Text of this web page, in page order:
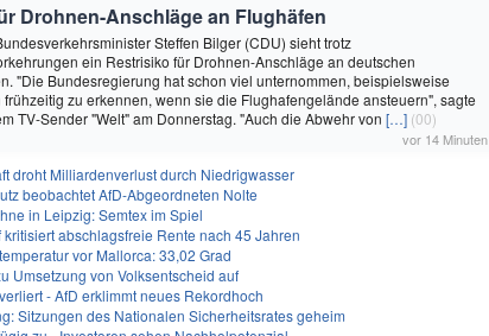
Drohnen-Anschläge an Flughäfen
Steffen Bilger (CDU) sieht trotz
ein Restrisiko für Drohnen-Anschläge an deutschen
"Die Bundesregierung hat schon viel unternommen, beispielsweise
frühzeitig zu erkennen, wenn sie die Flughafengelände ansteuern", sagte
TV-Sender "Welt" am Donnerstag. "Auch die Abwehr von […] (00)
vor 14 Minuten
droht Milliardenverlust durch Niedrigwasser
beobachtet AfD-Abgeordneten Nolte
in Leipzig: Semtex im Spiel
kritisiert abschlagsfreie Rente nach 45 Jahren
vor Mallorca: 33,02 Grad
Umsetzung von Volksentscheid auf
- AfD erklimmt neues Rekordhoch
Sitzungen des Nationalen Sicherheitsrates geheim